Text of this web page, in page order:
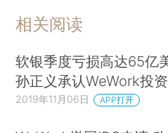
相关阅读
软银季度亏损高达65亿
孙正义承认WeWork投
2019年11月06日 APP打开